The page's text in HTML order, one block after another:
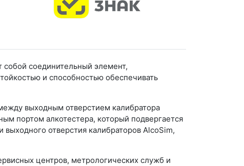
собой соединительный элемент,
и способностью обеспечивать
выходным отверстием калибратора
портом алкотестера, который подвергается
отверстия калибраторов AlcoSim,
центров, метрологических служб и